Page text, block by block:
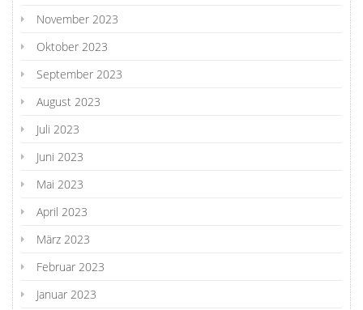
November 2023
Oktober 2023
September 2023
August 2023
Juli 2023
Juni 2023
Mai 2023
April 2023
März 2023
Februar 2023
Januar 2023